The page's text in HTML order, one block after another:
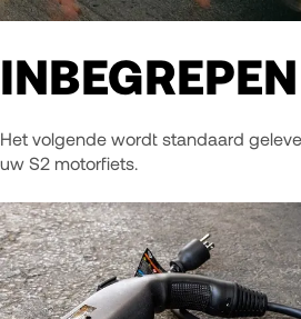
INBEGREPEN
Het volgende wordt standaard
uw S2 motorfiets.